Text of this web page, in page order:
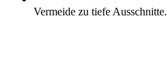
Vermeide zu tiefe Ausschnitte.